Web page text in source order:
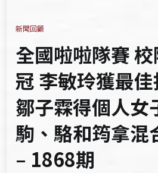
新聞回顧
全國啦啦隊賽
冠 李敏玲獲最
鄒子霖得個人女
駒、駱和筠拿混
– 1868期